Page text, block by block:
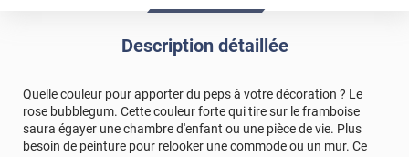
Description détaillée
Quelle couleur pour apporter du peps à votre décoration ? Le
rose bubblegum. Cette couleur forte qui tire sur le framboise
saura égayer une chambre d'enfant ou une pièce de vie. Plus
besoin de peinture pour relooker une commode ou un mur. Ce